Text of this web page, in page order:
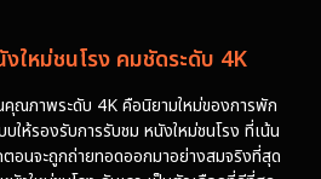
ใหม่ชนโรง คมชัดระดับ 4K
คุณภาพระดับ 4K คือนิยามใหม่ของการพัก
ให้รองรับการรับชม หนังใหม่ชนโรง ที่เน้น
อนจะถูกถ่ายทอดออกมาอย่างสมจริงที่สุด